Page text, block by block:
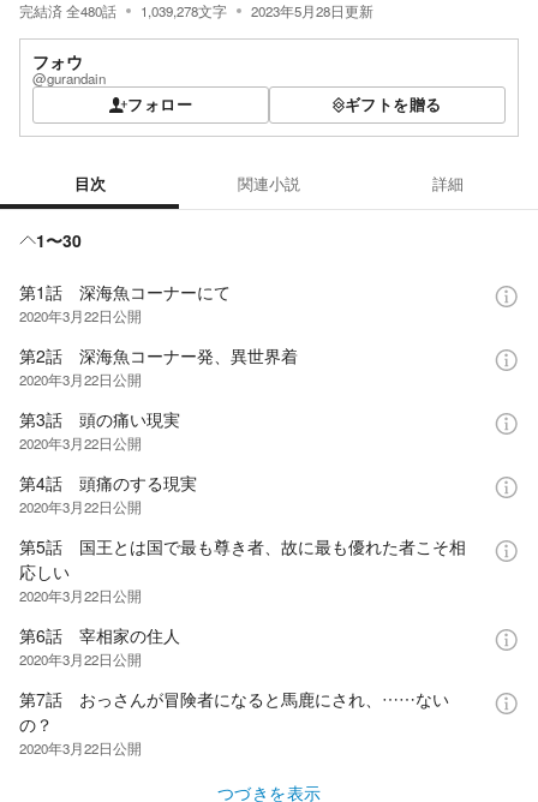
完結済全480話 1,039,278文字 2023年5月28日更新
フォウ
@gurandain
フォロー ギフトを贈る
目次 関連小説 詳細
1〜30
第1話 深海魚コーナーにて
2020年3月22日公開
第2話 深海魚コーナー発、異世界着
2020年3月22日公開
第3話 頭の痛い現実
2020年3月22日公開
第4話 頭痛のする現実
2020年3月22日公開
第5話 国王とは国で最も尊き者、故に最も優れた者こそ相
応しい
2020年3月22日公開
第6話 宰相家の住人
2020年3月22日公開
第7話 おっさんが冒険者になると馬鹿にされ、……ない
の？
2020年3月22日公開
つづきを表示